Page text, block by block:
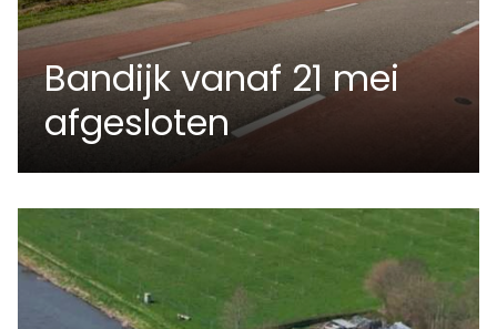
Bandijk vanaf 21 mei
afgesloten